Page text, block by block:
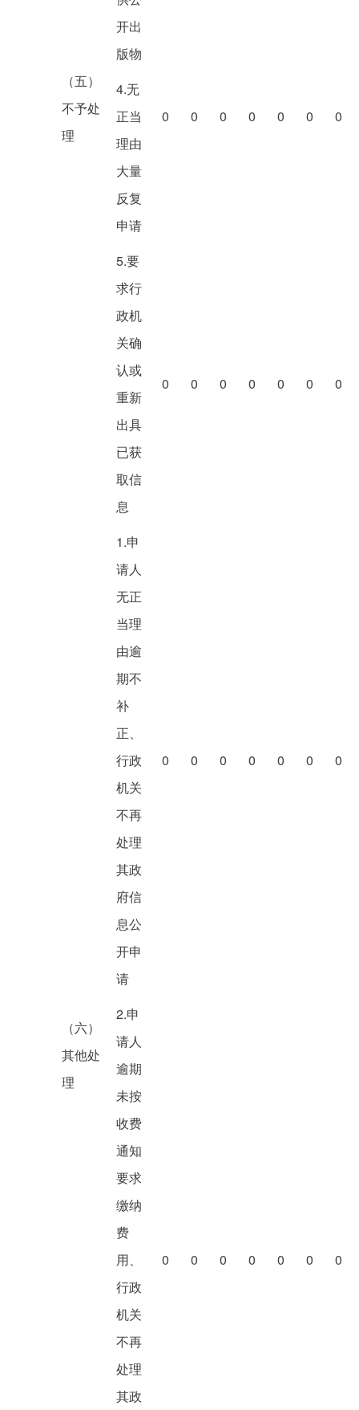
（五）
不予处
理
开出
版物
4.无
正当
理由
大量
反复
申请
0 0 0 0 0 0 0
5.要
求行
政机
关确
认或
重新
出具
已获
取信
息
0 0 0 0 0 0 0
（六）
其他处
理
1.申
请人
无正
当理
由逾
期不
补
正、
行政
机关
不再
处理
其政
府信
息公
开申
请
0 0 0 0 0 0 0
2.申
请人
逾期
未按
收费
通知
要求
缴纳
费
用、
行政
机关
不再
处理
其政
0 0 0 0 0 0 0